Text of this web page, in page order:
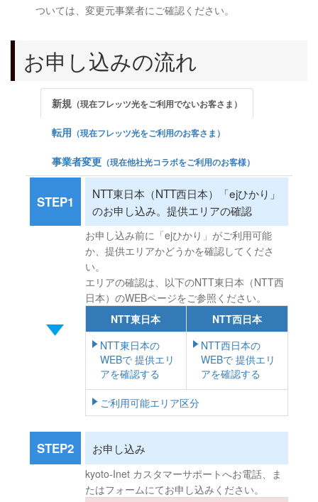
ついては、変更元事業者にご確認ください。
お申し込みの流れ
新規（現在フレッツ光をご利用でないお客さま）
転用 （現在フレッツ光をご利用のお客さま）
事業者変更（現在他社光コラボをご利用のお客様）
STEP1
NTT東日本（NTT西日本）「ejひかり」
のお申し込み。提供エリアの確認
お申し込み前に「ejひかり」がご利用可能
か、提供エリアかどうかを確認してくださ
い。
エリアの確認は、以下のNTT東日本（NTT西
日本）のWEBページをご参照ください。
NTT東日本
NTT西日本
NTT東日本の
WEBで 提供エリ
アを確認する
NTT西日本の
WEBで 提供エリ
アを確認する
ご利用可能エリア区分
STEP2 お申し込み
kyoto-Inet カスタマーサポートへお電話、ま
たはフォームにてお申し込みください。